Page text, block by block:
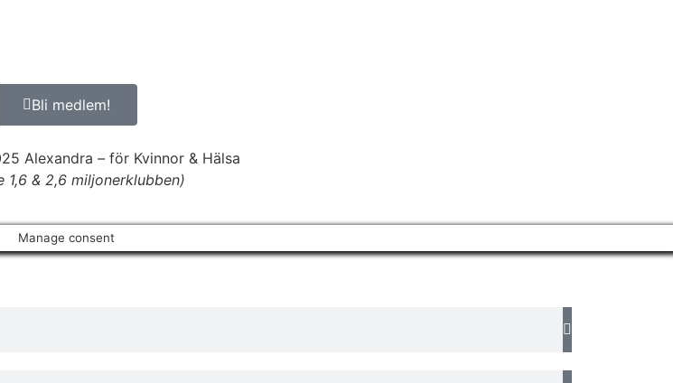
Bli medlem!
Alexandra – för Kvinnor & Hälsa
1,6 & 2,6 miljonerklubben)
Manage consent